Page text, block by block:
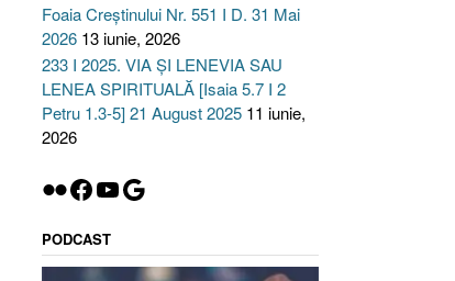
VREMEA
SCHIMBĂRII
Foaia Creștinului Nr. 551 I D. 31 Mai
2026 13 iunie, 2026
233 I 2025. VIA ȘI LENEVIA SAU
LENEA SPIRITUALĂ [Isaia 5.7 I 2
Petru 1.3-5] 21 August 2025 11 iunie,
2026
Flickr
Facebook
YouTube
Google
PODCAST